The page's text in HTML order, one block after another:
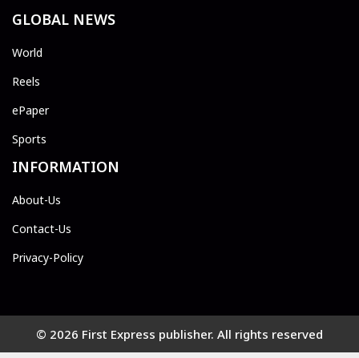
GLOBAL NEWS
World
Reels
ePaper
Sports
INFORMATION
About-Us
Contact-Us
Privacy-Policy
© 2026 First Express publisher. All rights reserved